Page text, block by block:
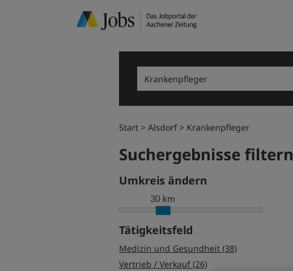
Start Alsdorf Krankenpfleger
Suchergebnisse filtern
Umkreis ändern
30 km
Tätigkeitsfeld
Medizin und Gesundheit (38)
Vertrieb / Verkauf (26)